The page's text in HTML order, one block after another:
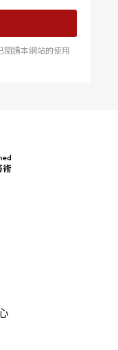
閱讀本網站的使用